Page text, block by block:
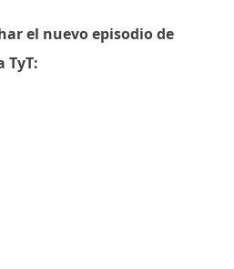
el nuevo episodio de
TyT: